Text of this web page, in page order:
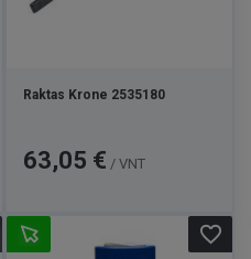
Raktas Krone 2535180
Kaina
63,05 € / VNT
favorite_border